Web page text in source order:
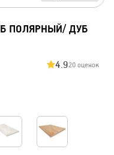
ПОЛЯРНЫЙ/ ДУБ
4.920 оценок